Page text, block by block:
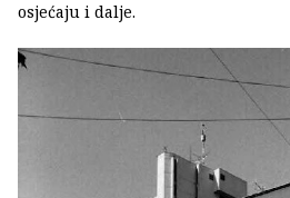
osjećaju i dalje.